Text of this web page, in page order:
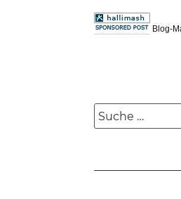
Blog-
Suche
nach: